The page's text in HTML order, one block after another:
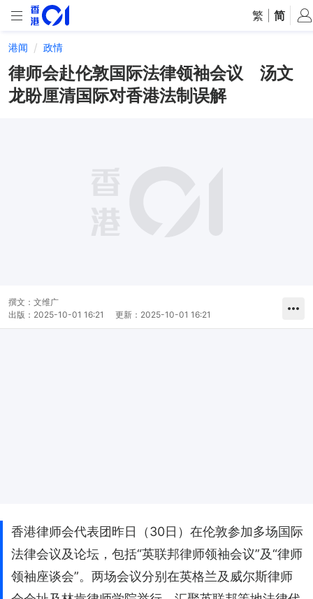
繁 简
港闻 政情
律师会赴伦敦国际法律领袖会议 汤文
龙盼厘清国际对香港法制误解
撰文： 文维广
出版： 2025-10-01 16:21 更新： 2025-10-01 16:21
香港律师会代表团昨日（30日）在伦敦参加多场国际
法律会议及论坛，包括“英联邦律师领袖会议”及“律师
领袖座谈会”。两场会议分别在英格兰及威尔斯律师